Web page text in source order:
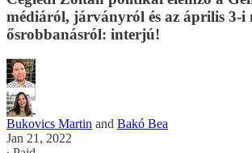
médiáról, járványról és az április 3-i
ősrobbanásról: interjú!
Bukovics Martin and Bakó Bea
Jan 21, 2022